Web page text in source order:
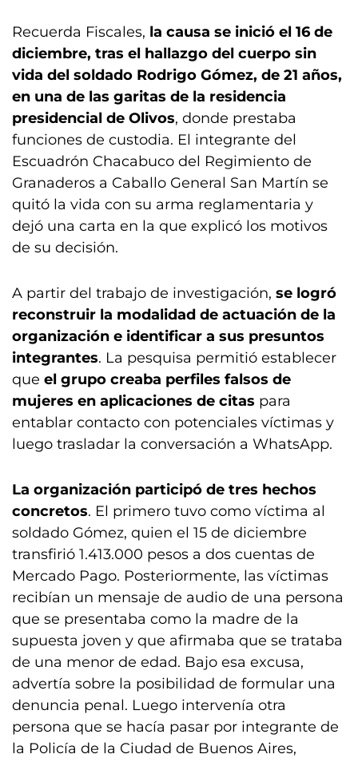
Recuerda Fiscales, la causa se inició el 16 de
diciembre, tras el hallazgo del cuerpo sin
vida del soldado Rodrigo Gómez, de 21 años,
en una de las garitas de la residencia
presidencial de Olivos, donde prestaba
funciones de custodia. El integrante del
Escuadrón Chacabuco del Regimiento de
Granaderos a Caballo General San Martín se
quitó la vida con su arma reglamentaria y
dejó una carta en la que explicó los motivos
de su decisión.
A partir del trabajo de investigación, se logró
reconstruir la modalidad de actuación de la
organización e identificar a sus presuntos
integrantes. La pesquisa permitió establecer
que el grupo creaba perfiles falsos de
mujeres en aplicaciones de citas para
entablar contacto con potenciales víctimas y
luego trasladar la conversación a WhatsApp.
La organización participó de tres hechos
concretos. El primero tuvo como víctima al
soldado Gómez, quien el 15 de diciembre
transfirió 1.413.000 pesos a dos cuentas de
Mercado Pago. Posteriormente, las víctimas
recibían un mensaje de audio de una persona
que se presentaba como la madre de la
supuesta joven y que afirmaba que se trataba
de una menor de edad. Bajo esa excusa,
advertía sobre la posibilidad de formular una
denuncia penal. Luego intervenía otra
persona que se hacía pasar por integrante de
la Policía de la Ciudad de Buenos Aires,